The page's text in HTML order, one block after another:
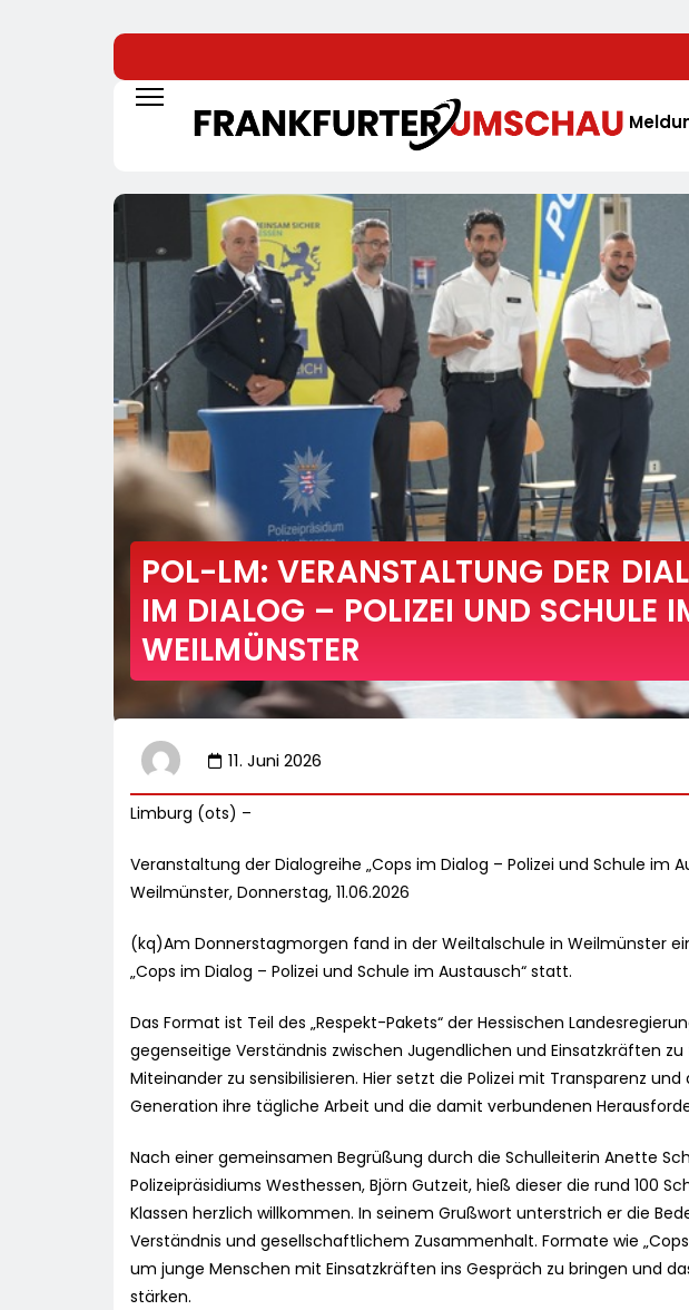
POL-LM: VERANSTALTUNG DER
IM DIALOG – POLIZEI UND SCHULE
WEILMÜNSTER
11. Juni 2026
Limburg (ots) –
Veranstaltung der Dialogreihe „Cops im Dialog – Polizei und Schule im
Weilmünster, Donnerstag, 11.06.2026
(kq)Am Donnerstagmorgen fand in der Weiltalschule in Weilmünster
„Cops im Dialog – Polizei und Schule im Austausch“ statt.
Das Format ist Teil des „Respekt-Pakets“ der Hessischen
gegenseitige Verständnis zwischen Jugendlichen und Einsatzkräften
Miteinander zu sensibilisieren. Hier setzt die Polizei mit Transparenz
Generation ihre tägliche Arbeit und die damit verbundenen
Nach einer gemeinsamen Begrüßung durch die Schulleiterin Anette
Polizeipräsidiums Westhessen, Björn Gutzeit, hieß dieser die rund 100
Klassen herzlich willkommen. In seinem Grußwort unterstrich er die
Verständnis und gesellschaftlichem Zusammenhalt. Formate wie
um junge Menschen mit Einsatzkräften ins Gespräch zu bringen und
stärken.